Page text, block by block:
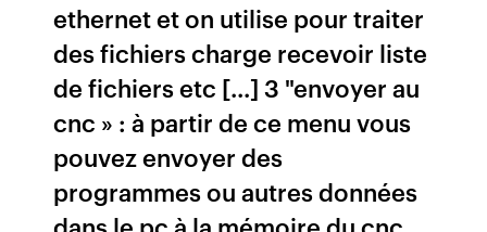
ethernet et on utilise pour traiter
des fichiers charge recevoir liste
de fichiers etc [...] 3 "envoyer au
cnc » : à partir de ce menu vous
pouvez envoyer des
programmes ou autres données